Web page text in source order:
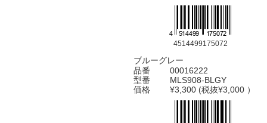
4514499175072
ブルーグレー
品番
00016222
型番
MLS908-BLGY
価格
¥3,300 (税抜¥3,000 ）